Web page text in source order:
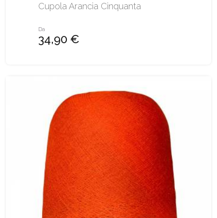
Cupola Arancia Cinquanta
Da
34,90 €